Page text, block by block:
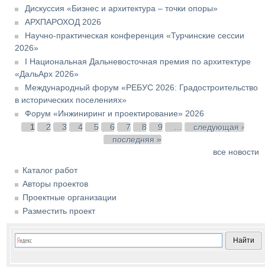
Дискуссия «Бизнес и архитектура – точки опоры»
АРХПАРОХОД 2026
Научно-практическая конференция «Турчинские сессии
2026»
I Национальная Дальневосточная премия по архитектуре
«ДальАрх 2026»
Международный форум «РЕБУС 2026: Градостроительство
в исторических поселениях»
Форум «Инжиниринг и проектирование» 2026
Страницы
1 2 3 4 5 6 7 8 9
следующая ›
последняя »
все новости
Каталог работ
Авторы проектов
Проектные организации
Разместить проект